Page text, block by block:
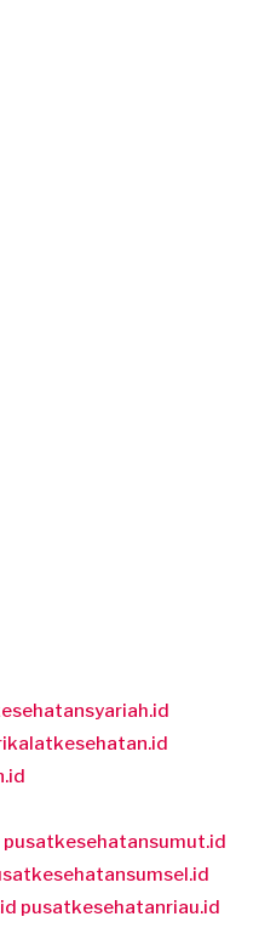
pusatkesehatansumut.id
pusatkesehatanriau.id